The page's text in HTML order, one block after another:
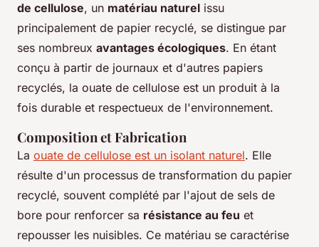
de cellulose, un matériau naturel issu
principalement de papier recyclé, se distingue par
ses nombreux avantages écologiques. En étant
conçu à partir de journaux et d'autres papiers
recyclés, la ouate de cellulose est un produit à la
fois durable et respectueux de l'environnement.
Composition et Fabrication
La ouate de cellulose est un isolant naturel. Elle
résulte d'un processus de transformation du papier
recyclé, souvent complété par l'ajout de sels de
bore pour renforcer sa résistance au feu et
repousser les nuisibles. Ce matériau se caractérise